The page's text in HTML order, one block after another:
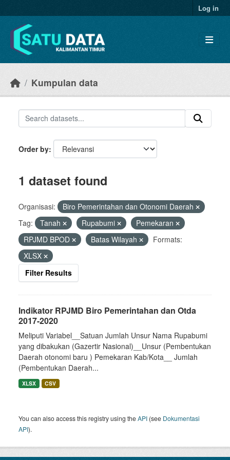
Log in
Kumpulan data
Order by
1 dataset found
Organisasi:
Biro Pemerintahan dan Otonomi Daerah
Tag:
Tanah Rupabumi
Pemekaran
RPJMD BPOD
Batas Wilayah
Formats:
XLSX
Filter Results
Indikator RPJMD Biro Pemerintahan dan Otda
2017-2020
Meliputi Variabel__Satuan Jumlah Unsur Nama Rupabumi
yang dibakukan (Gazertir Nasional)__Unsur (Pembentukan
Daerah otonomi baru ) Pemekaran Kab/Kota__ Jumlah
(Pembentukan Daerah...
XLSX CSV
You can also access this registry using theAPI (see Dokumentasi
API).